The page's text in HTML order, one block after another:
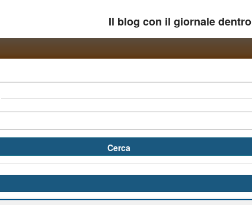
Il blog con il giornale dentro